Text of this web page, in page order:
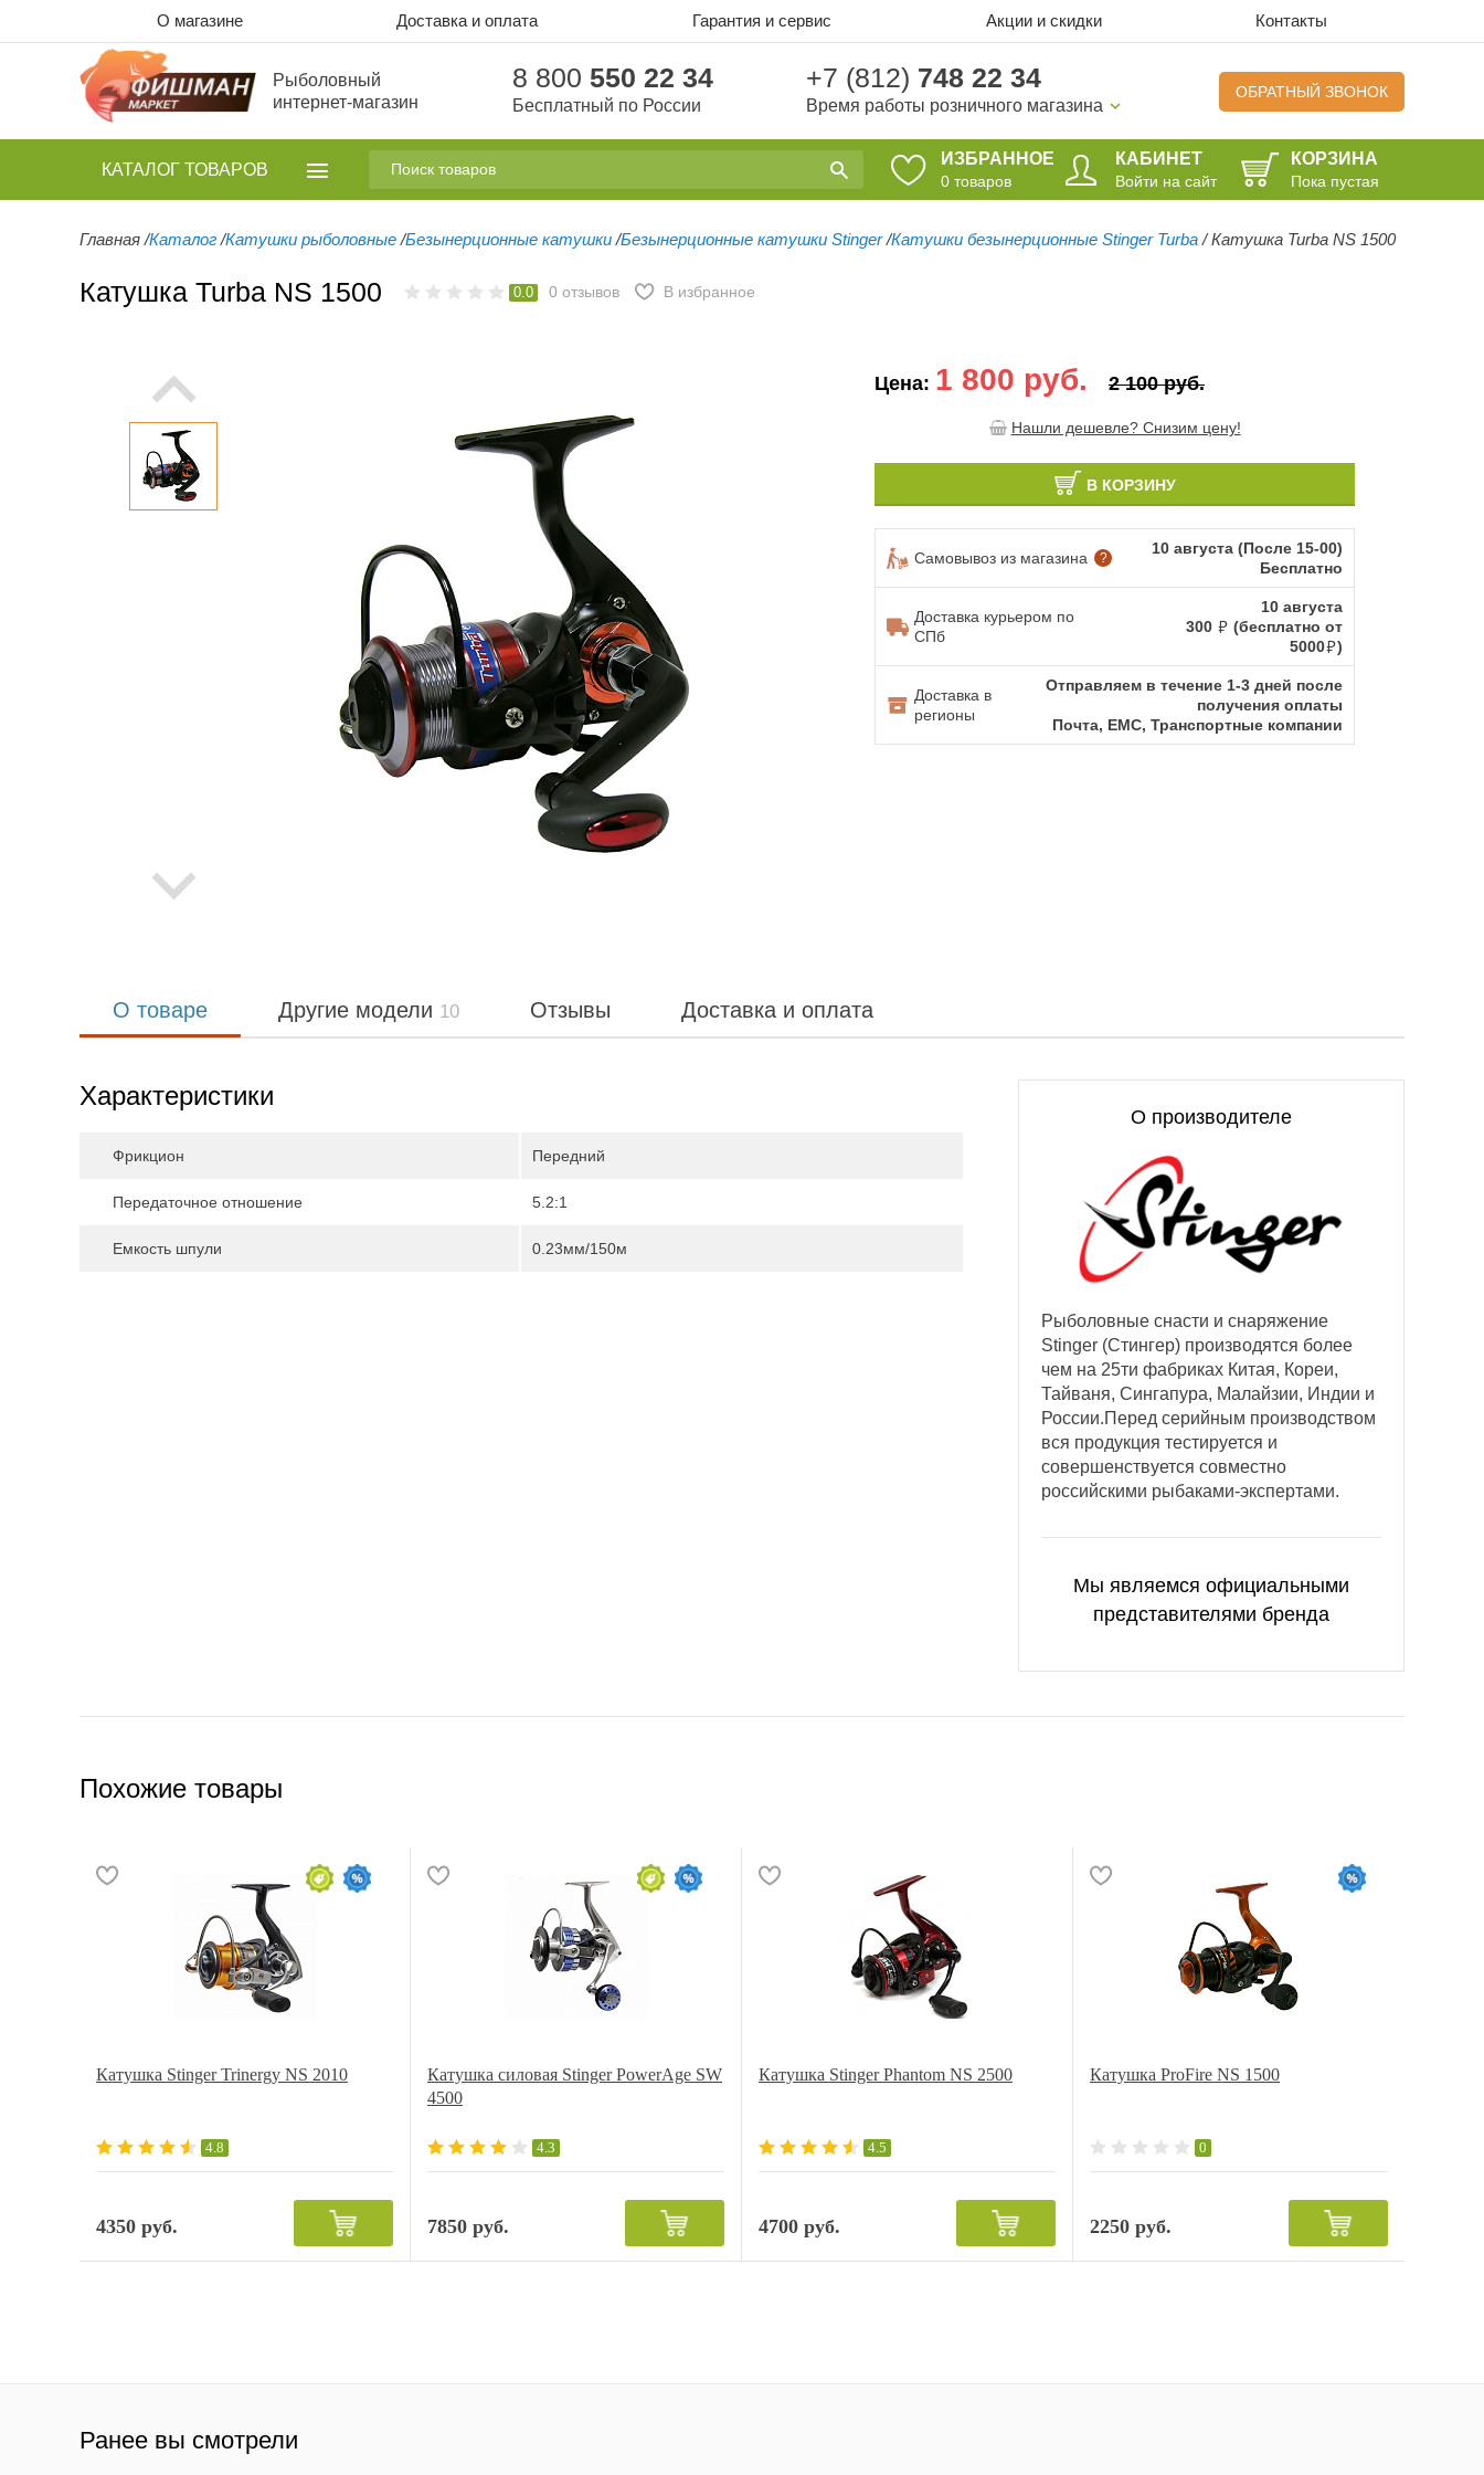
О магазине Доставка и оплата Гарантия и сервис Акции и скидки Контакты
Рыболовный
интернет-магазин
8 800 550 22 34
Бесплатный по России
+7 (812) 748 22 34
Время работы розничного магазина
ОБРАТНЫЙ ЗВОНОК
ИЗБРАННОЕ
0 товаров
КАБИНЕТ
Войти на сайт
КОРЗИНА
Пока пустая
КАТАЛОГ ТОВАРОВ
Главная /Каталог /Катушки рыболовные /Безынерционные катушки /Безынерционные катушки Stinger /Катушки безынерционные Stinger Turba /Катушка Turba NS 1500
Катушка Turba NS 1500 0.0 0 отзывов В избранное
Цена: 1 800 руб. 2 100 руб.
Нашли дешевле? Снизим цену!
В КОРЗИНУ
Самовывоз из магазина ?
10 августа (После 15-00)
Бесплатно
Доставка курьером по
СПб
10 августа
300
(бесплатно от
5000
)
Доставка в
регионы
Отправляем в течение 1-3 дней после
получения оплаты
Почта, ЕМС, Транспортные компании
О товаре Другие модели 10 Отзывы Доставка и оплата
О производителе
Рыболовные снасти и снаряжение
Stinger (Стингер) производятся более
чем на 25ти фабриках Китая, Кореи,
Тайваня, Сингапура, Малайзии, Индии и
России.Перед серийным производством
вся продукция тестируется и
совершенствуется совместно
российскими рыбаками-экспертами.
Мы являемся официальными
представителями бренда
Характеристики
Фрикцион Передний
Передаточное отношение 5.2:1
Емкость шпули 0.23мм/150м
Похожие товары
Катушка Stinger Trinergy NS 2010
4.8
4350 руб.
Катушка силовая Stinger PowerAge SW
4500
4.3
7850 руб.
Катушка Stinger Phantom NS 2500
4.5
4700 руб.
Катушка ProFire NS 1500
0
2250 руб.
Ранее вы смотрели